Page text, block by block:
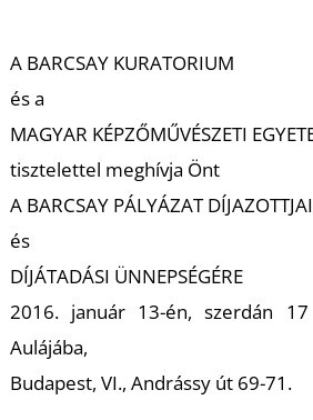
A BARCSAY KURATORIUM
és a
MAGYAR KÉPZŐMŰVÉSZETI
tisztelettel meghívja Önt
A BARCSAY PÁLYÁZAT
és
DÍJÁTADÁSI ÜNNEPSÉGÉRE
2016. január 13-én, szerdán
Aulájába,
Budapest, VI., Andrássy út 69-71.